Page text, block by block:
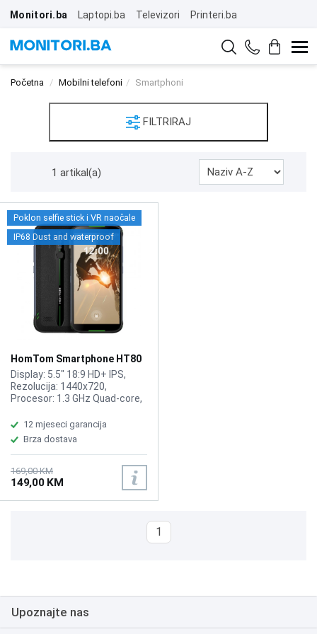
Monitori.ba Laptopi.ba Televizori Printeri.ba
Početna Mobilni telefoni Smartphoni
FILTRIRAJ
1 artikal(a)
Poklon selfie stick i VR naočale
IP68 Dust and waterproof
HomTom Smartphone HT80
Green
Display: 5.5" 18:9 HD+ IPS,
Rezolucija: 1440x720,
Procesor: 1.3 GHz Quad-core,
13MP+5MP(zadnja),
5MP(prednja), NFC, Wireless
charging, IP68 Dust and
waterproof, OS: Android 10.0,
Battery: 4300mAh, Ostalo:
DualSIM, 4G, 3G, 2G, WLAN,
12 mjeseci garancija
Brza dostava
169,00 KM
149,00 KM
1
Upoznajte nas